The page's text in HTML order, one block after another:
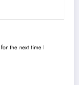
the next time I